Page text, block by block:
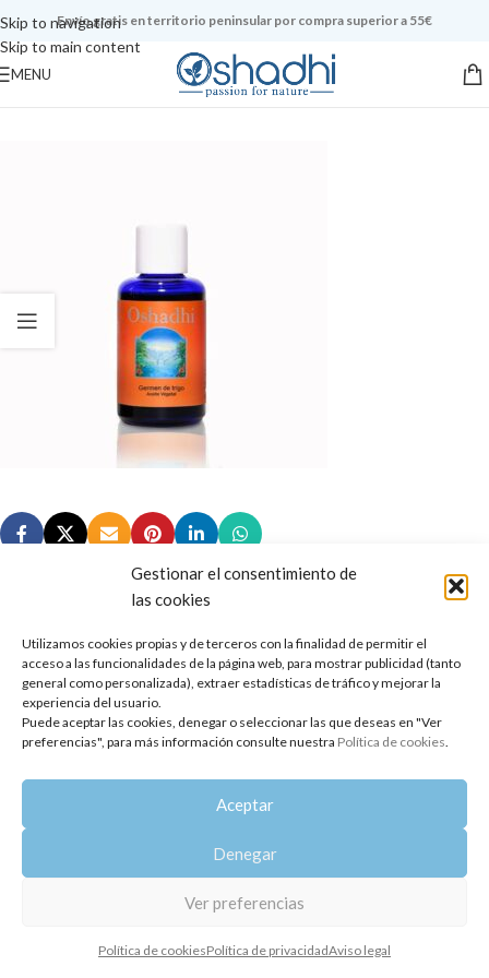
Gestionar el consentimiento de
las cookies
Utilizamos cookies propias y de terceros con la finalidad de permitir el
acceso a las funcionalidades de la página web, para mostrar publicidad (tanto
general como personalizada), extraer estadísticas de tráfico y mejorar la
experiencia del usuario.
Puede aceptar las cookies, denegar o seleccionar las que deseas en "Ver
preferencias", para más información consulte nuestra Política de cookies.
Aceptar
Denegar
Ver preferencias
Política de cookiesPolítica de privacidadAviso legal
Skip to navigation
Skip to main content
Envío gratis en territorio peninsular por compra superior a 55€
MENU
Copyright 2014-2025 Oshadhi España
Todos los derechos reservados.
Política de privacidad | Aviso legal | Política de cookies